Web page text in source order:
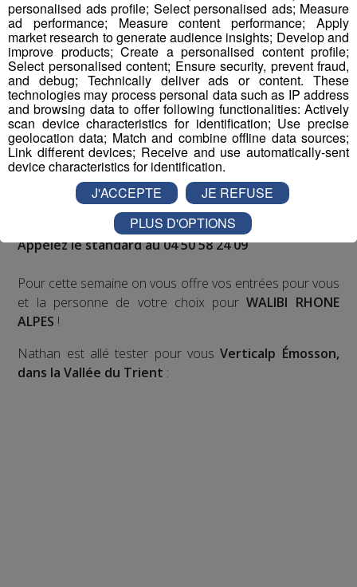
Deux rendez-vous par jour, à 8h45 et 17h45 sur
Radio Mont Blanc !
Déstination été ! Une question...une destination !
Nous vous poserons une question, a vous de faire le
bon choix entre les 3 réponses pour repartir avec vos
entrées pour un maximum d'activités dans la région !
Inscription par téléphone toute la journée pour
participer aux 2 tirages au sort par jour à 8h45 et 17h45.
Appelez le standard au 04 50 58 24 09
Pour cette semaine on vous offre vos entrées pour vous
et la personne de votre choix pourWALIBI RHONE
ALPES !
Nathan est allé tester pour vousVerticalp Émosson,
dans la Vallée du Trient :
personalised ads profile; Select personalised ads; Measure
ad performance; Measure content performance; Apply
market research to generate audience insights; Develop and
improve products; Create a personalised content profile;
Select personalised content; Ensure security, prevent fraud,
and debug; Technically deliver ads or content. These
technologies may process personal data such as IP address
and browsing data to offer following functionalities: Actively
scan device characteristics for identification; Use precise
geolocation data; Match and combine offline data sources;
Link different devices; Receive and use automatically-sent
device characteristics for identification.
J'ACCEPTE
JE REFUSE
PLUS D'OPTIONS